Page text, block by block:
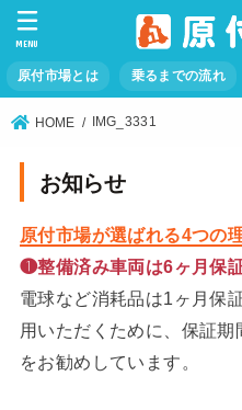
原付市場とは 乗るまでの流れ
MENU
HOME IMG_3331
お知らせ
原付市場が選ばれる4つの
❶整備済み車両は6ヶ月保
電球など消耗品は1ヶ月保
用いただくために、保証
をお勧めしています。